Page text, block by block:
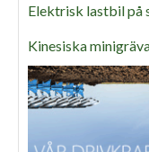
Elektrisk lastbil på
Kinesiska